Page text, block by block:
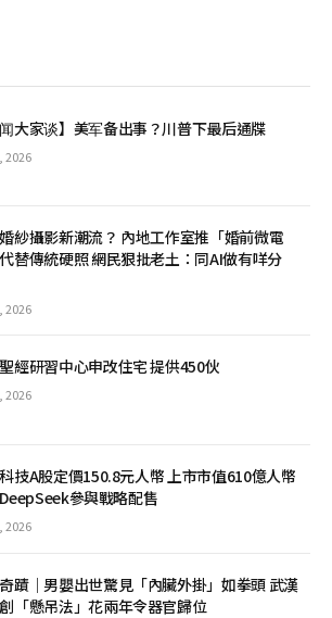
闻大家谈】美军备出事？川普下最后通牒
2026
紗攝影新潮流？ 內地工作室推「婚前微電
替傳統硬照 網民狠批老土：同AI做有咩分
2026
經研習中心申改住宅 提供450伙
2026
技A股定價150.8元人幣 上市市值610億人幣
參與戰略配售
2026
蹟｜男嬰出世驚見「內臟外掛」如拳頭 武漢
「懸吊法」花兩年令器官歸位